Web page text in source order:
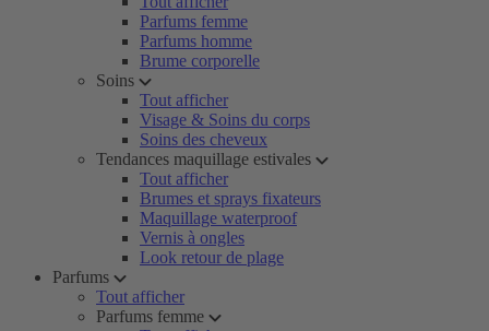
Parfums femme
Parfums homme
Brume corporelle
Soins
Tout afficher
Visage & Soins du corps
Soins des cheveux
Tendances maquillage estivales
Tout afficher
Brumes et sprays fixateurs
Maquillage waterproof
Vernis à ongles
Look retour de plage
Parfums
Tout afficher
Parfums femme